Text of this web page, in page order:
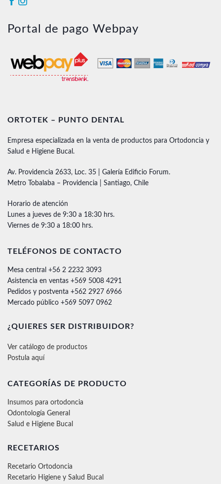
Portal de pago Webpay
ORTOTEK – PUNTO DENTAL
Empresa especializada en la venta de productos para Ortodoncia y
Salud e Higiene Bucal.
Av. Providencia 2633, Loc. 35 | Galería Edificio Forum.
Metro Tobalaba – Providencia | Santiago, Chile
Horario de atención
Lunes a jueves de 9:30 a 18:30 hrs.
Viernes de 9:30 a 18:00 hrs.
TELÉFONOS DE CONTACTO
Mesa central +56 2 2232 3093
Asistencia en ventas +569 5008 4291
Pedidos y postventa +562 2927 6966
Mercado público +569 5097 0962
¿QUIERES SER DISTRIBUIDOR?
Ver catálogo de productos
Postula aquí
CATEGORÍAS DE PRODUCTO
Insumos para ortodoncia
Odontología General
Salud e Higiene Bucal
RECETARIOS
Recetario Ortodoncia
Recetario Higiene y Salud Bucal